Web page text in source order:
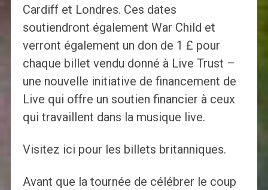
Cardiff et Londres. Ces dates
soutiendront également War Child et
verront également un don de 1 £ pour
chaque billet vendu donné à Live Trust –
une nouvelle initiative de financement de
Live qui offre un soutien financier à ceux
qui travaillent dans la musique live.
Visitez ici pour les billets britanniques.
Avant que la tournée de célébrer le coup